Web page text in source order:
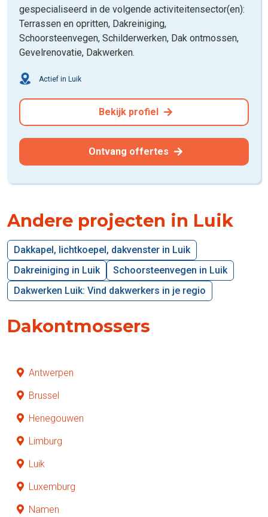
gespecialiseerd in de volgende activiteitensector(en):
Terrassen en opritten, Dakreiniging,
Schoorsteenvegen, Schilderwerken, Dak ontmossen,
Gevelrenovatie, Dakwerken.
Actief in Luik
Bekijk profiel
Ontvang offertes
Andere projecten in Luik
Dakkapel, lichtkoepel, dakvenster in Luik
Dakreiniging in Luik
Schoorsteenvegen in Luik
Dakwerken Luik: Vind dakwerkers in je regio
Dakontmossers
Antwerpen
Brussel
Henegouwen
Limburg
Luik
Luxemburg
Namen